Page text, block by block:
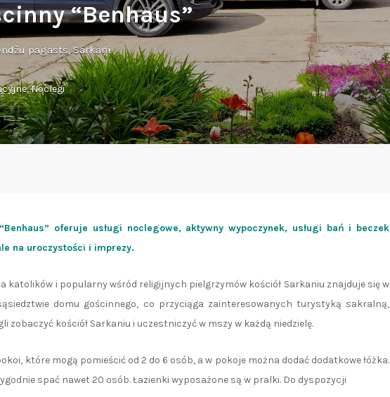
“Benhaus”
pagasts, Sarkaņi
,Noclegi
oferuje usługi noclegowe, aktywny wypoczynek, usługi bań i beczek
na uroczystości i imprezy.
katolików i popularny wśród religijnych pielgrzymów kościół Sarkaniu znajduje się w
domu gościnnego, co przyciąga zainteresowanych turystyką sakralną,
zobaczyć kościół Sarkaniu i uczestniczyć w mszy w każdą niedzielę.
które mogą pomieścić od 2 do 6 osób, a w pokoje można dodać dodatkowe łóżka.
spać nawet 20 osób. Łazienki wyposażone są w pralki. Do dyspozycji